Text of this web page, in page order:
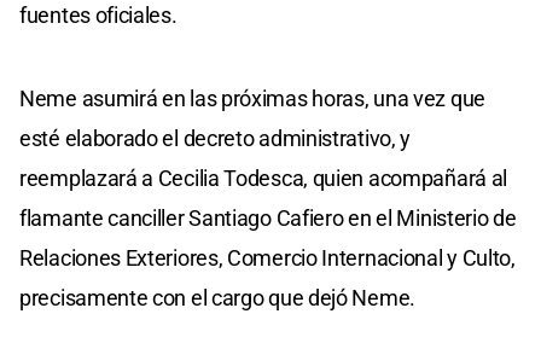
fuentes oficiales.
Neme asumirá en las próximas horas, una vez que
esté elaborado el decreto administrativo, y
reemplazará a Cecilia Todesca, quien acompañará al
flamante canciller Santiago Cafiero en el Ministerio de
Relaciones Exteriores, Comercio Internacional y Culto,
precisamente con el cargo que dejó Neme.